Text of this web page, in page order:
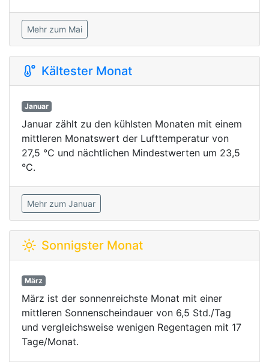
Mehr zum Mai
Kältester Monat
Januar
Januar zählt zu den kühlsten Monaten mit einem
mittleren Monatswert der Lufttemperatur von
27,5 °C und nächtlichen Mindestwerten um 23,5
°C.
Mehr zum Januar
Sonnigster Monat
März
März ist der sonnenreichste Monat mit einer
mittleren Sonnenscheindauer von 6,5 Std./Tag
und vergleichsweise wenigen Regentagen mit 17
Tage/Monat.